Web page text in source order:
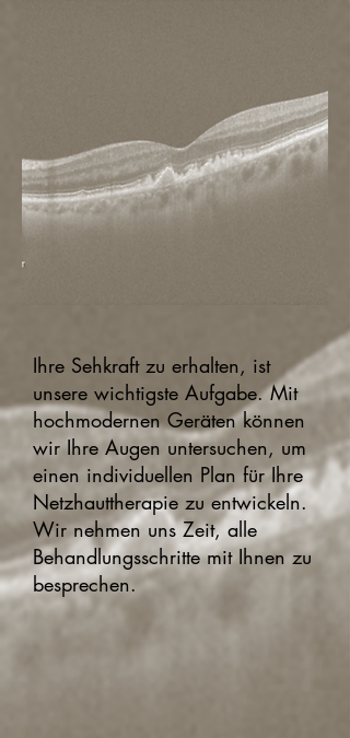
Ihre Sehkraft zu erhalten, ist
unsere wichtigste Aufgabe. Mit
hochmodernen Geräten können
wir Ihre Augen untersuchen, um
einen individuellen Plan für Ihre
Netzhauttherapie zu entwickeln.
Wir nehmen uns Zeit, alle
Behandlungsschritte mit Ihnen zu
besprechen.